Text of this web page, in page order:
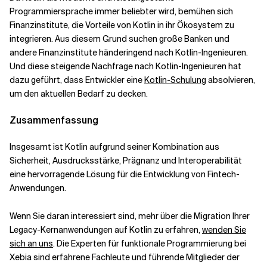
Programmiersprache immer beliebter wird, bemühen sich
Finanzinstitute, die Vorteile von Kotlin in ihr Ökosystem zu
integrieren. Aus diesem Grund suchen große Banken und
andere Finanzinstitute händeringend nach Kotlin-Ingenieuren.
Und diese steigende Nachfrage nach Kotlin-Ingenieuren hat
dazu geführt, dass Entwickler eineKotlin-Schulung absolvieren,
um den aktuellen Bedarf zu decken.
Zusammenfassung
Insgesamt ist Kotlin aufgrund seiner Kombination aus
Sicherheit, Ausdrucksstärke, Prägnanz und Interoperabilität
eine hervorragende Lösung für die Entwicklung von Fintech-
Anwendungen.
Wenn Sie daran interessiert sind, mehr über die Migration Ihrer
Legacy-Kernanwendungen auf Kotlin zu erfahren,wenden Sie
sich an uns. Die Experten für funktionale Programmierung bei
Xebia sind erfahrene Fachleute und führende Mitglieder der